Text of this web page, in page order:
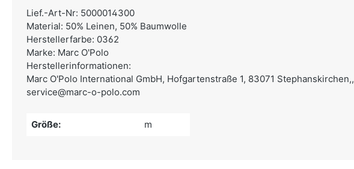
Lief.-Art-Nr: 5000014300
Material: 50% Leinen, 50% Baumwolle
Herstellerfarbe: 0362
Marke: Marc O'Polo
Herstellerinformationen:
Marc O'Polo International GmbH, Hofgartenstraße 1, 83071 Stephanskirchen,,
service@marc-o-polo.com
Größe: m